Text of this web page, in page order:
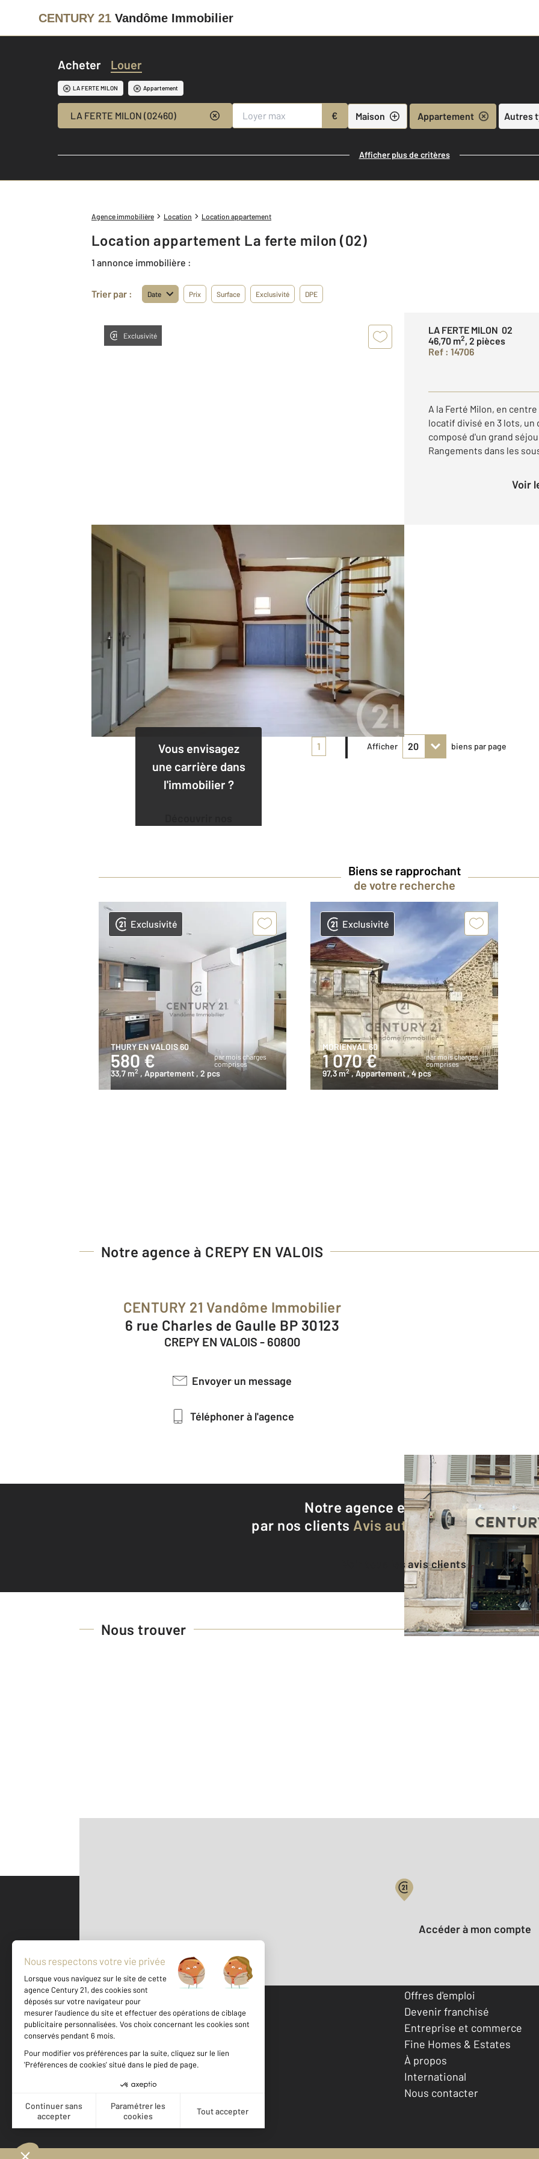
CENTURY 21 Vandôme Immobilier
Acheter Louer
LA FERTE MILON Appartement
LA FERTE MILON (02460) € Maison Appartement Autres
Afficher plus de critères
Agence immobilière Location Location appartement
Location appartement La ferte milon (02)
1 annonce immobilière :
Trier par : Date Prix Surface Exclusivité DPE
Exclusivité
LA FERTE MILON 02
46,70 m2, 2 pièces
Ref : 14706
A la Ferté Milon, en
locatif divisé en 3 lots,
composé d'un grand
Rangements dans les
Voir
Vous envisagez
une carrière dans
l'immobilier ?
1 Afficher biens par page
Biens se rapprochant
de votre recherche
Exclusivité
THURY EN VALOIS 60
580 €
par mois charges
comprises
33,7 m2 , Appartement , 2 pcs
Exclusivité
MORIENVAL 60
1 070 €
par mois charges
comprises
97,3 m2 , Appartement, 4 pcs
Notre agence à CREPY EN VALOIS
CENTURY 21 Vandôme Immobilier
6 rue Charles de Gaulle BP 30123
CREPY EN VALOIS - 60800
Envoyer un message
Téléphoner à l'agence
Notre agence est notée9,2/10
par nos clients Avis authentifiés par
Voir tous les avis clients
Nous trouver
500 m ©Mappy
Votre compte :
Accéder à mon compte
Votre agence est notée
Achat
Location
Offres d'emploi
Devenir franchisé
Entreprise et commerce
Fine Homes & Estates
À propos
International
Nous contacter